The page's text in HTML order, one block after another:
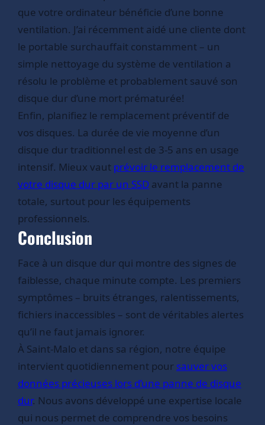
que votre ordinateur bénéficie d’une bonne
ventilation. J’ai récemment aidé une cliente dont
le portable surchauffait constamment – un
simple nettoyage du système de ventilation a
résolu le problème et probablement sauvé son
disque dur d’une mort prématurée!
Enfin, planifiez le remplacement préventif de
vos disques. La durée de vie moyenne d’un
disque dur traditionnel est de 3-5 ans en usage
intensif. Mieux vaut prévoir le remplacement de
votre disque dur par un SSD avant la panne
totale, surtout pour les équipements
professionnels.
Conclusion
Face à un disque dur qui montre des signes de
faiblesse, chaque minute compte. Les premiers
symptômes – bruits étranges, ralentissements,
fichiers inaccessibles – sont de véritables alertes
qu’il ne faut jamais ignorer.
À Saint-Malo et dans sa région, notre équipe
intervient quotidiennement pour sauver vos
données précieuses lors d’une panne de disque
dur. Nous avons développé une expertise locale
qui nous permet de comprendre vos besoins